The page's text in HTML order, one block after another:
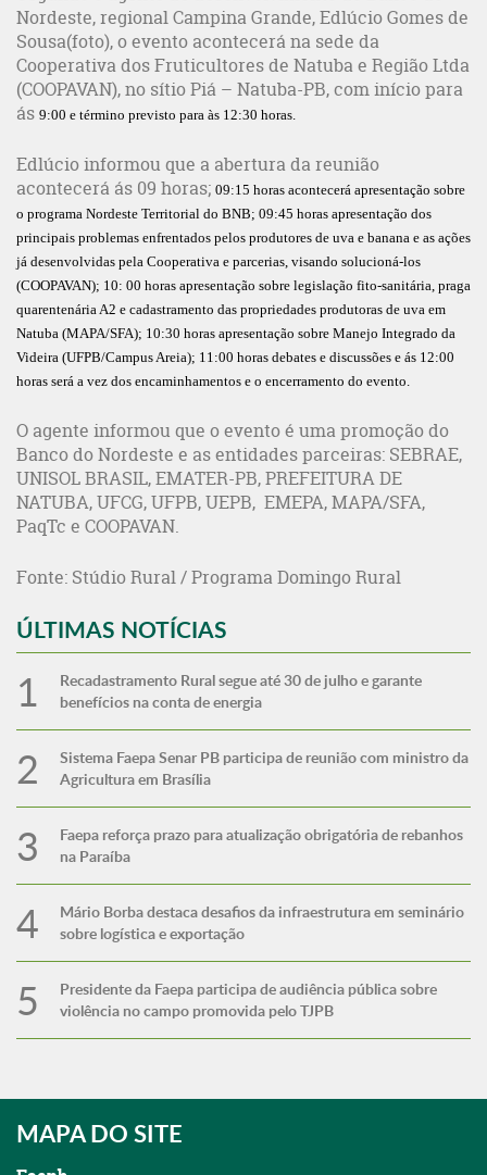
Nordeste, regional Campina Grande, Edlúcio Gomes de
Sousa(foto), o evento acontecerá na sede da
Cooperativa dos Fruticultores de Natuba e Região Ltda
(COOPAVAN), no sítio Piá – Natuba-PB, com início para
ás 9:00 e término previsto para às 12:30 horas.
Edlúcio informou que a abertura da reunião
acontecerá ás 09 horas; 09:15 horas acontecerá apresentação sobre
o programa Nordeste Territorial do BNB; 09:45 horas apresentação dos
principais problemas enfrentados pelos produtores de uva e banana e as ações
já desenvolvidas pela Cooperativa e parcerias, visando solucioná-los
(COOPAVAN); 10: 00 horas apresentação sobre legislação fito-sanitária, praga
quarentenária A2 e cadastramento das propriedades produtoras de uva em
Natuba (MAPA/SFA); 10:30 horas apresentação sobre Manejo Integrado da
Videira (UFPB/Campus Areia); 11:00 horas debates e discussões e ás 12:00
horas será a vez dos encaminhamentos e o encerramento do evento.
O agente informou que o evento é uma promoção do
Banco do Nordeste e as entidades parceiras: SEBRAE,
UNISOL BRASIL, EMATER-PB, PREFEITURA DE
NATUBA, UFCG, UFPB, UEPB, EMEPA, MAPA/SFA,
PaqTc e COOPAVAN.
Fonte: Stúdio Rural / Programa Domingo Rural
ÚLTIMAS NOTÍCIAS
Recadastramento Rural segue até 30 de julho e garante
benefícios na conta de energia
Sistema Faepa Senar PB participa de reunião com ministro da
Agricultura em Brasília
Faepa reforça prazo para atualização obrigatória de rebanhos
na Paraíba
Mário Borba destaca desafios da infraestrutura em seminário
sobre logística e exportação
Presidente da Faepa participa de audiência pública sobre
violência no campo promovida pelo TJPB
MAPA DO SITE